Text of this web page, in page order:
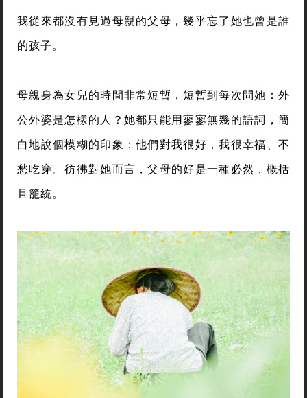
我從來都沒有見過母親的父母，幾乎忘了她也曾是誰
的孩子。
母親身為女兒的時間非常短暫，短暫到每次問她：外
公外婆是怎樣的人？她都只能用寥寥無幾的語詞，簡
白地說個模糊的印象：他們對我很好，我很幸福、不
愁吃穿。彷彿對她而言，父母的好是一種必然，概括
且籠統。